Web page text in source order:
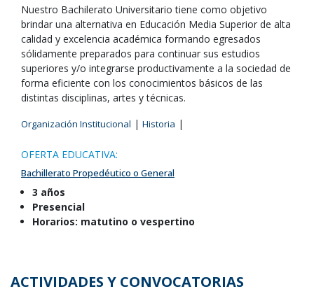
Nuestro Bachilerato Universitario tiene como objetivo
brindar una alternativa en Educación Media Superior de alta
calidad y excelencia académica formando egresados
sólidamente preparados para continuar sus estudios
superiores y/o integrarse productivamente a la sociedad de
forma eficiente con los conocimientos básicos de las
distintas disciplinas, artes y técnicas.
Organización Institucional | Historia |
OFERTA EDUCATIVA:
Bachillerato Propedéutico o General
3 años
Presencial
Horarios: matutino o vespertino
ACTIVIDADES Y CONVOCATORIAS